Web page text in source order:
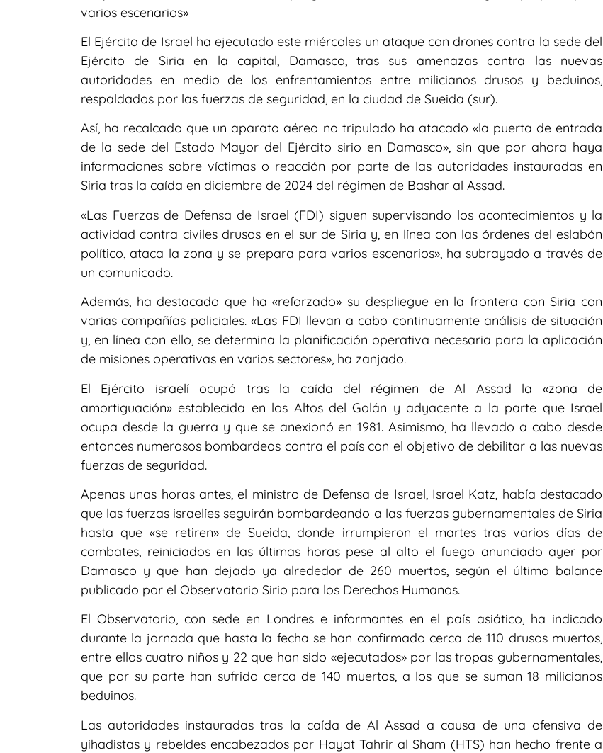
varios escenarios»
El Ejército de Israel ha ejecutado este miércoles un ataque con drones contra la sede del
Ejército de Siria en la capital, Damasco, tras sus amenazas contra las nuevas
autoridades en medio de los enfrentamientos entre milicianos drusos y beduinos,
respaldados por las fuerzas de seguridad, en la ciudad de Sueida (sur).
Así, ha recalcado que un aparato aéreo no tripulado ha atacado «la puerta de entrada
de la sede del Estado Mayor del Ejército sirio en Damasco», sin que por ahora haya
informaciones sobre víctimas o reacción por parte de las autoridades instauradas en
Siria tras la caída en diciembre de 2024 del régimen de Bashar al Assad.
«Las Fuerzas de Defensa de Israel (FDI) siguen supervisando los acontecimientos y la
actividad contra civiles drusos en el sur de Siria y, en línea con las órdenes del eslabón
político, ataca la zona y se prepara para varios escenarios», ha subrayado a través de
un comunicado.
Además, ha destacado que ha «reforzado» su despliegue en la frontera con Siria con
varias compañías policiales. «Las FDI llevan a cabo continuamente análisis de situación
y, en línea con ello, se determina la planificación operativa necesaria para la aplicación
de misiones operativas en varios sectores», ha zanjado.
El Ejército israelí ocupó tras la caída del régimen de Al Assad la «zona de
amortiguación» establecida en los Altos del Golán y adyacente a la parte que Israel
ocupa desde la guerra y que se anexionó en 1981. Asimismo, ha llevado a cabo desde
entonces numerosos bombardeos contra el país con el objetivo de debilitar a las nuevas
fuerzas de seguridad.
Apenas unas horas antes, el ministro de Defensa de Israel, Israel Katz, había destacado
que las fuerzas israelíes seguirán bombardeando a las fuerzas gubernamentales de Siria
hasta que «se retiren» de Sueida, donde irrumpieron el martes tras varios días de
combates, reiniciados en las últimas horas pese al alto el fuego anunciado ayer por
Damasco y que han dejado ya alrededor de 260 muertos, según el último balance
publicado por el Observatorio Sirio para los Derechos Humanos.
El Observatorio, con sede en Londres e informantes en el país asiático, ha indicado
durante la jornada que hasta la fecha se han confirmado cerca de 110 drusos muertos,
entre ellos cuatro niños y 22 que han sido «ejecutados» por las tropas gubernamentales,
que por su parte han sufrido cerca de 140 muertos, a los que se suman 18 milicianos
beduinos.
Las autoridades instauradas tras la caída de Al Assad a causa de una ofensiva de
yihadistas y rebeldes encabezados por Hayat Tahrir al Sham (HTS) han hecho frente a